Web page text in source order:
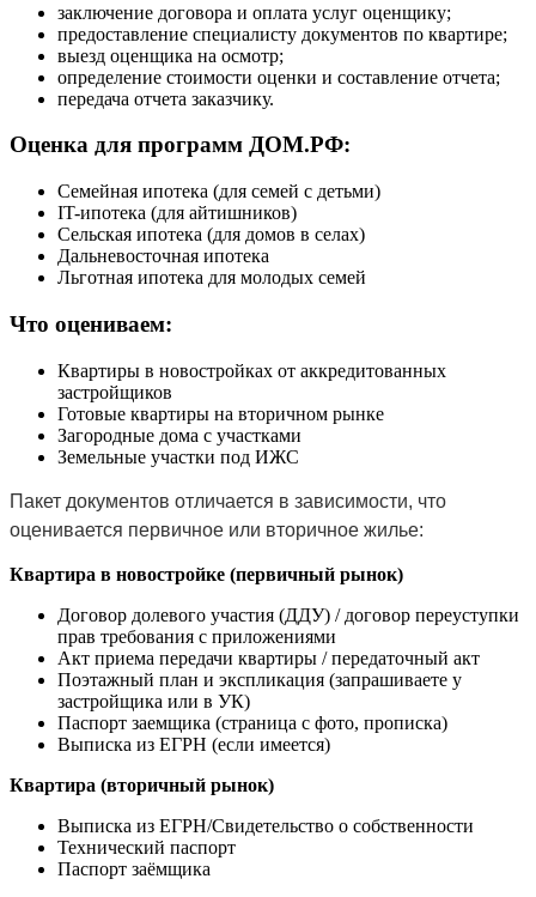
заключение договора и оплата услуг оценщику;
предоставление специалисту документов по квартире;
выезд оценщика на осмотр;
определение стоимости оценки и составление отчета;
передача отчета заказчику.
Оценка для программ ДОМ.РФ:
Семейная ипотека (для семей с детьми)
IT-ипотека (для айтишников)
Сельская ипотека (для домов в селах)
Дальневосточная ипотека
Льготная ипотека для молодых семей
Что оцениваем:
Квартиры в новостройках от аккредитованных
застройщиков
Готовые квартиры на вторичном рынке
Загородные дома с участками
Земельные участки под ИЖС
Пакет документов отличается в зависимости, что
оценивается первичное или вторичное жилье:
Квартира в новостройке (первичный рынок)
Договор долевого участия (ДДУ) / договор переуступки
прав требования с приложениями
Акт приема передачи квартиры / передаточный акт
Поэтажный план и экспликация (запрашиваете у
застройщика или в УК)
Паспорт заемщика (страница с фото, прописка)
Выписка из ЕГРН (если имеется)
Квартира (вторичный рынок)
Выписка из ЕГРН/Свидетельство о собственности
Технический паспорт
Паспорт заёмщика